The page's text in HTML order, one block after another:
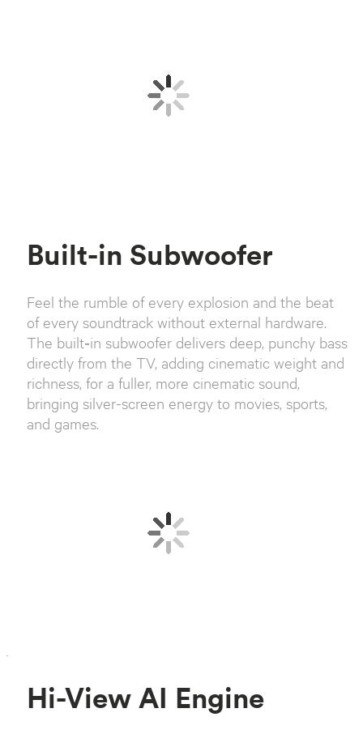
Built-in Subwoofer
Feel the rumble of every explosion and the beat
of every soundtrack without external hardware.
The built‑in subwoofer delivers deep, punchy bass
directly from the TV, adding cinematic weight and
richness, for a fuller, more cinematic sound,
bringing silver-screen energy to movies, sports,
and games.
`
Hi-View AI Engine